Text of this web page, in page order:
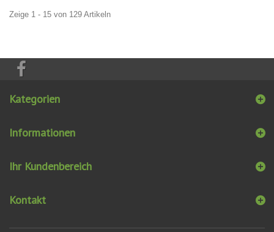
Zeige 1 - 15 von 129 Artikeln
Kategorien
Informationen
Ihr Kundenbereich
Kontakt